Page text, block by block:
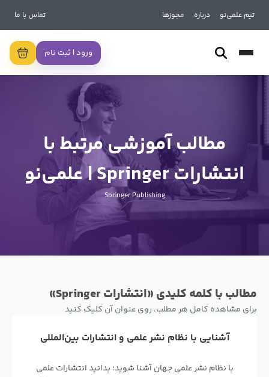
تیم علمی‌نو درباره مجوزها تماس با ما
ورود | ثبت نام
مطالب آموزشی مرتبط با
انتشارات Springer | علمی‌نو
Springer Publishing
مطالب با کلمه کلیدی «انتشارات Springer»
برای مشاهده کامل هر مطلب، روی عنوان آن کلیک کنید
آشنایی با نظام نشر علمی و انتشارات بین‌المللی
با نظام نشر علمی جهان آشنا شوید؛ بدانید انتشارات علمی